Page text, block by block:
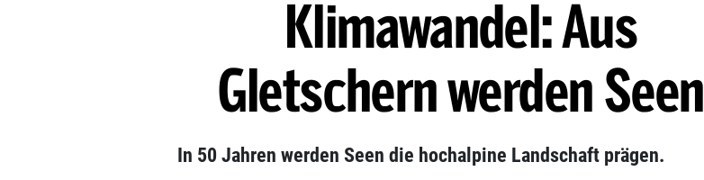
Klimawandel: Aus
Gletschern werden Seen
In 50 Jahren werden Seen die hochalpine Landschaft prägen.